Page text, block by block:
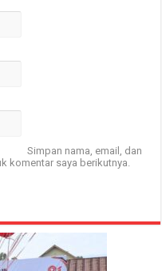
Simpan nama, email, dan
komentar saya berikutnya.